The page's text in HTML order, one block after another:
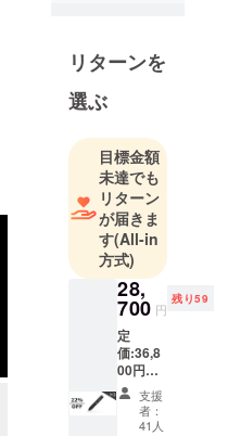
斬新でユ
ニークな商
品をお届け
します。
そのため弊
社は数多く
の海外メー
カーと代理
店契約を結
び、価値あ
る商品を価
値ある価格
で皆様にお
届けするた
めの、日本
リターンを
選ぶ
目標金額
未達でも
リターン
が届きま
す(All-in
方式)
28,
700 円
残り59
定
価:36,8
00円
（税
込） ※
送料無
支援
者：
41人